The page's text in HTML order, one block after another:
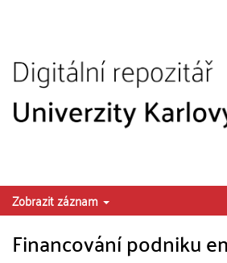
Zobrazit záznam
Financování podniku